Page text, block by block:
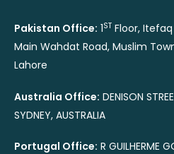
Pakistan Office: 1ST Floor,
Main Wahdat Road, Muslim
Lahore
Australia Office: DENISON
SYDNEY, AUSTRALIA
Portugal Office: R GUILHERME